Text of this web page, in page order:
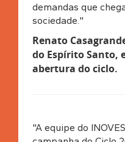
demandas que
sociedade."
Renato
do Espírito Santo,
abertura do ciclo.
"A equipe do